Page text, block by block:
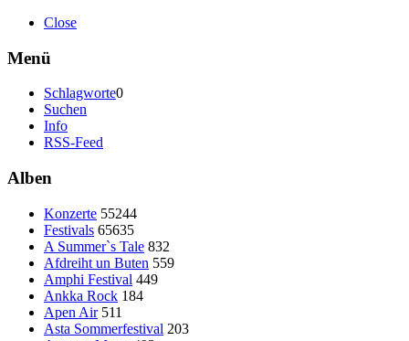
Close
Menü
Schlagworte0
Suchen
Info
RSS-Feed
Alben
Konzerte 55244
Festivals 65635
A Summer`s Tale 832
Afdreiht un Buten 559
Amphi Festival 449
Ankka Rock 184
Apen Air 511
Asta Sommerfestival 203